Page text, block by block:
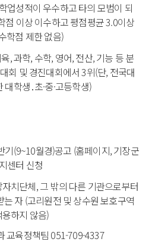
업성적이 우수하고 타의 모범이 되
점 이상 이수하고 평점평균 3.0이상
학점 제한 없음)
, 과학, 수학, 영어, 전산, 기능 등 분
회 및 경진대회에서 3위(단, 전국대
학생․초·중·고등학생)
기(9~10월경)공고 (홈페이지, 기장군
센터 신청
치단체, 그 밖의 다른 기관으로부터
자 (고리원전 및 상수원 보호구역
하지 않음)
교육정책팀 051-709-4337